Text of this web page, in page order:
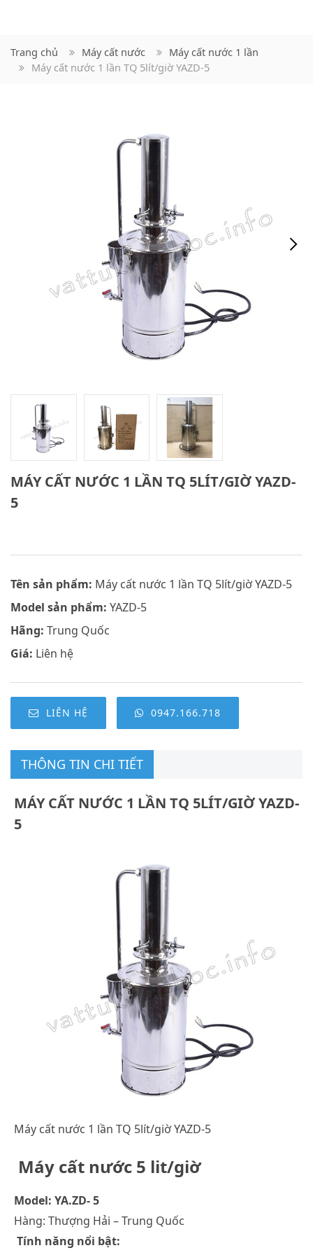
Trang chủ Máy cất nước
Máy cất nước 1 lần
Máy cất nước 1 lần TQ 5lít/giờ YAZD-5
MÁY CẤT NƯỚC 1 LẦN TQ 5LÍT/GIỜ YAZD-
5
Tên sản phẩm: Máy cất nước 1 lần TQ 5lít/giờ YAZD-5
Model sản phẩm: YAZD-5
Hãng: Trung Quốc
Giá: Liên hệ
LIÊN HỆ 0947.166.718
THÔNG TIN CHI TIẾT
MÁY CẤT NƯỚC 1 LẦN TQ 5LÍT/GIỜ YAZD-
5
Máy cất nước 1 lần TQ 5lít/giờ YAZD-5
Máy cất nước 5 lit/giờ
Model: YA.ZD- 5
Hàng: Thượng Hải – Trung Quốc
Tính năng nổi bật: